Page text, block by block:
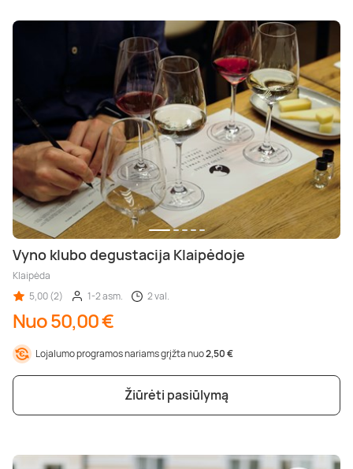
Vyno klubo degustacija Klaipėdoje
Klaipėda
5,00 (2)
1-2 asm. 2 val.
Nuo 50,00 €
Lojalumo programos nariams grįžta nuo2,50 €
Žiūrėti pasiūlymą